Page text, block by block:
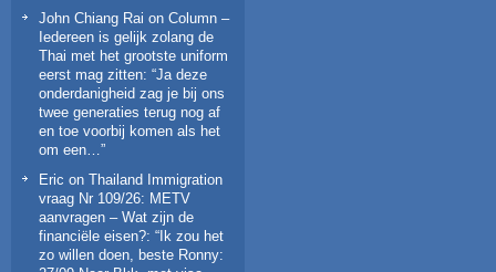
John Chiang Rai on Column –
Iedereen is gelijk zolang de
Thai met het grootste uniform
eerst mag zitten: “Ja deze
onderdanigheid zag je bij ons
twee generaties terug nog af
en toe voorbij komen als het
om een…”
Eric on Thailand Immigration
vraag Nr 109/26: METV
aanvragen – Wat zijn de
financiële eisen?: “Ik zou het
zo willen doen, beste Ronny: